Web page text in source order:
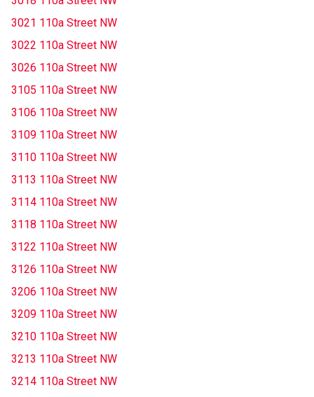
3021 110a Street NW
3022 110a Street NW
3026 110a Street NW
3105 110a Street NW
3106 110a Street NW
3109 110a Street NW
3110 110a Street NW
3113 110a Street NW
3114 110a Street NW
3118 110a Street NW
3122 110a Street NW
3126 110a Street NW
3206 110a Street NW
3209 110a Street NW
3210 110a Street NW
3213 110a Street NW
3214 110a Street NW